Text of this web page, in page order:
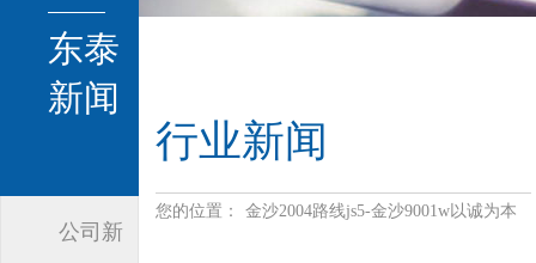
东泰
新闻
公司新
行业新闻
您的位置： 金沙2004路线js5-金沙9001w以诚为本